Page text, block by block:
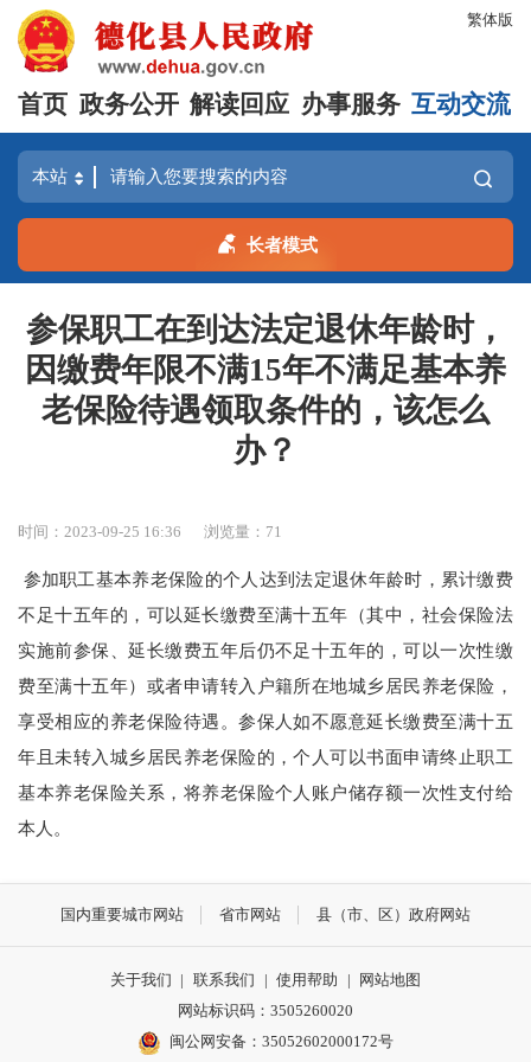
繁体版
首页 政务公开 解读回应 办事服务 互动交流
长者模式
参保职工在到达法定退休年龄时，
因缴费年限不满15年不满足基本养
老保险待遇领取条件的，该怎么
办？
时间：2023-09-25 16:36 浏览量： 71
参加职工基本养老保险的个人达到法定退休年龄时，累计缴费
不足十五年的，可以延长缴费至满十五年（其中，社会保险法
实施前参保、延长缴费五年后仍不足十五年的，可以一次性缴
费至满十五年）或者申请转入户籍所在地城乡居民养老保险，
享受相应的养老保险待遇。参保人如不愿意延长缴费至满十五
年且未转入城乡居民养老保险的，个人可以书面申请终止职工
基本养老保险关系，将养老保险个人账户储存额一次性支付给
本人。
国内重要城市网站 省市网站 县（市、区）政府网站
关于我们 | 联系我们 | 使用帮助 |
网站地图
网站标识码：3505260020
闽公网安备：35052602000172号